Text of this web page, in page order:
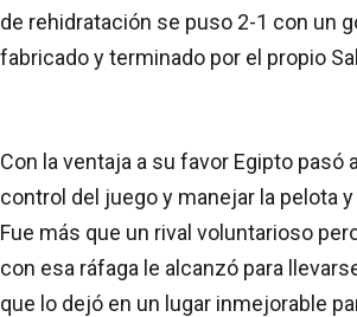
de rehidratación se puso 2-1 con un
fabricado y terminado por el propio
Con la ventaja a su favor Egipto pasó
control del juego y manejar la pelota
Fue más que un rival voluntarioso
con esa ráfaga le alcanzó para
que lo dejó en un lugar inmejorable